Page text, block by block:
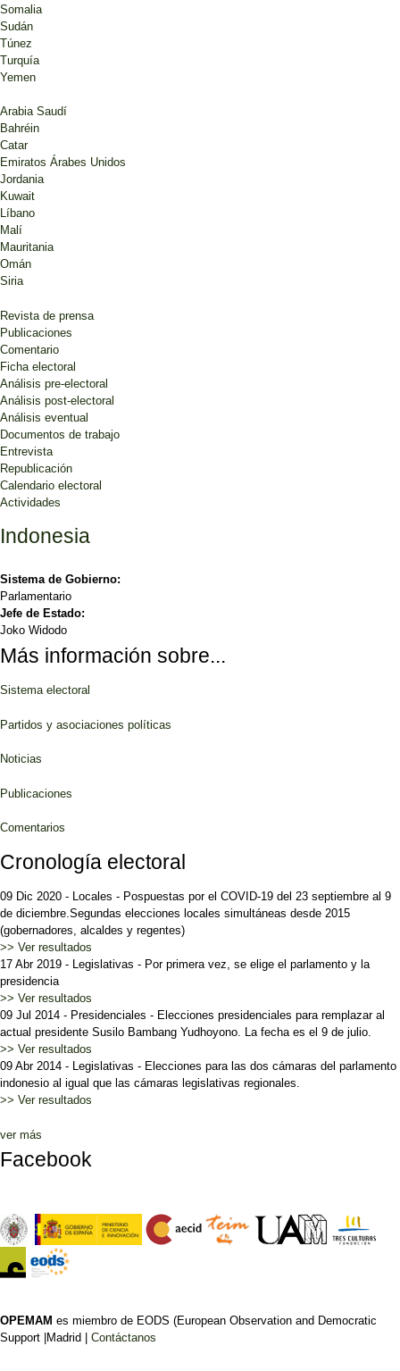
Somalia
Sudán
Túnez
Turquía
Yemen
Arabia Saudí
Bahréin
Catar
Emiratos Árabes Unidos
Jordania
Kuwait
Líbano
Malí
Mauritania
Omán
Siria
Revista de prensa
Publicaciones
Comentario
Ficha electoral
Análisis pre-electoral
Análisis post-electoral
Análisis eventual
Documentos de trabajo
Entrevista
Republicación
Calendario electoral
Actividades
Indonesia
Sistema de Gobierno:
Parlamentario
Jefe de Estado:
Joko Widodo
Más información sobre...
Sistema electoral
Partidos y asociaciones políticas
Noticias
Publicaciones
Comentarios
Cronología electoral
09 Dic 2020 - Locales - Pospuestas por el COVID-19 del 23 septiembre al 9
de diciembre.Segundas elecciones locales simultáneas desde 2015
(gobernadores, alcaldes y regentes)
>> Ver resultados
17 Abr 2019 - Legislativas - Por primera vez, se elige el parlamento y la
presidencia
>> Ver resultados
09 Jul 2014 - Presidenciales - Elecciones presidenciales para remplazar al
actual presidente Susilo Bambang Yudhoyono. La fecha es el 9 de julio.
>> Ver resultados
09 Abr 2014 - Legislativas - Elecciones para las dos cámaras del parlamento
indonesio al igual que las cámaras legislativas regionales.
>> Ver resultados
ver más
Facebook
OPEMAM es miembro de EODS (European Observation and Democratic
Support |Madrid | Contáctanos